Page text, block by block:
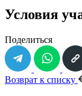
Условия
Поделиться
Возврат к списку